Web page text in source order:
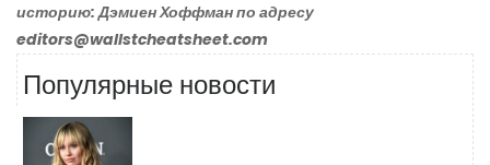
историю: Дэмиен Хоффман по адресу
editors@wallstcheatsheet.com
Популярные новости